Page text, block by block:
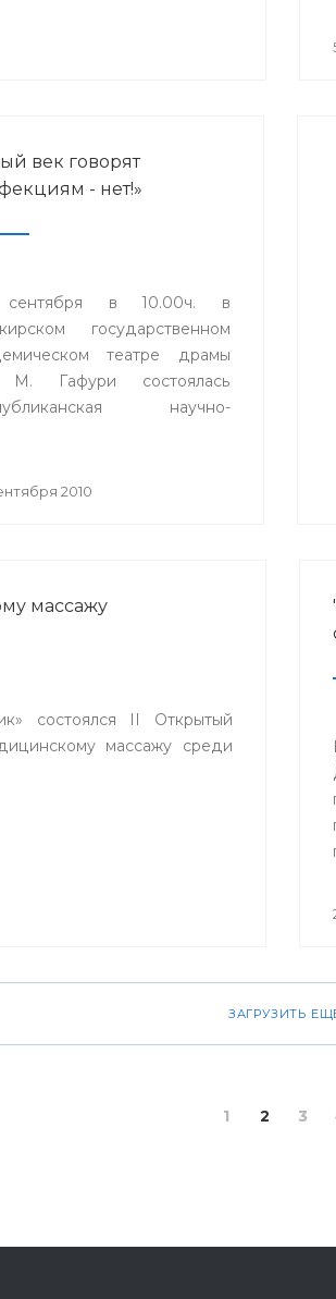
век говорят
- нет!»
в 10.00ч. в
государственном
театре драмы
Гафури состоялась
научно-
патологии»,
2010
массажу
состоялся II Открытый
массажу среди
ЗАГРУЗИТЬ
1 2 3